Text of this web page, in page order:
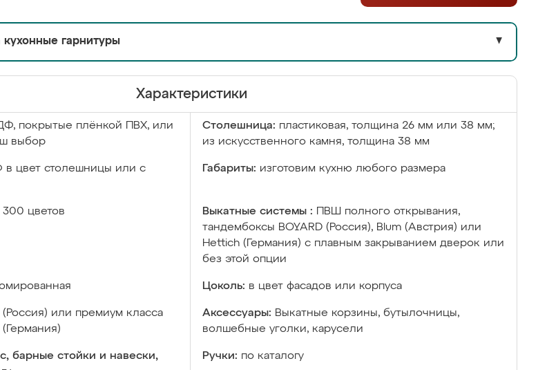
кухонные гарнитуры ▼
Характеристики
покрытые плёнкой ПВХ, или
выбор
Столешница: пластиковая, толщина 26 мм или 38 мм;
из искусственного камня, толщина 38 мм
цвет столешницы или с
Габариты: изготовим кухню любого размера
цветов Выкатные системы :
ПВШ полного открывания,
тандембоксы BOYARD (Россия), Blum (Австрия) или
Hettich (Германия) с плавным закрыванием дверок или
без этой опции
Цоколь: в цвет фасадов или корпуса
(Россия) или премиум класса
Аксессуары: Выкатные корзины, бутылочницы,
волшебные уголки, карусели
барные стойки и навески,
Ручки: по каталогу